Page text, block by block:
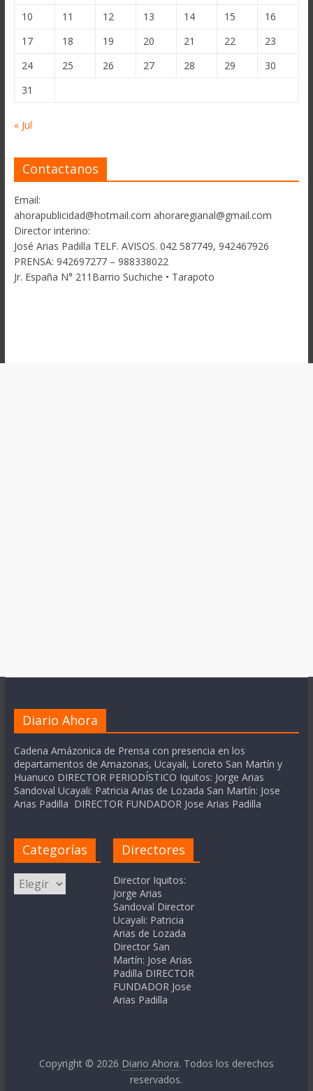
10
11 12 13 14 15
16
17
18 19 20 21 22
23
24
25 26 27 28 29
30
31
« Jul
Contactanos
Email:
ahorapublicidad@hotmail.com ahoraregianal@gmail.com
Director interino:
José Arias Padilla TELF. AVISOS. 042 587749, 942467926
PRENSA: 942697277 – 988338022
Jr. España N° 211Barrio Suchiche • Tarapoto
Diario Ahora
Cadena Amázonica de Prensa con presencia en los
departamentos de Amazonas, Ucayali, Loreto San Martín y
Huanuco DIRECTOR PERIODÍSTICO Iquitos: Jorge Arias
Sandoval Ucayali: Patricia Arias de Lozada San Martín: Jose
Arias Padilla DIRECTOR FUNDADOR Jose Arias Padilla
Categorías
Categorías
Directores
Director Iquitos:
Jorge Arias
Sandoval Director
Ucayali: Patricia
Arias de Lozada
Director San
Martín: Jose Arias
Padilla DIRECTOR
FUNDADOR Jose
Arias Padilla
Copyright © 2026 Diario Ahora. Todos los derechos
reservados.